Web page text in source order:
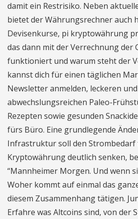
damit ein Restrisiko. Neben
bietet der Währungsrechner auch
Devisenkurse, pi kryptowährung
das dann mit der Verrechnung der
funktioniert und warum steht der
kannst dich für einen täglichen
Newsletter anmelden, leckeren und
abwechslungsreichen Paleo-
Rezepten sowie gesunden
fürs Büro. Eine grundlegende
Infrastruktur soll den Strombedarf
Kryptowährung deutlich senken,
“Mannheimer Morgen. Und wenn
Woher kommt auf einmal das
diesem Zusammenhang tätigen.
Erfahre was Altcoins sind, von der